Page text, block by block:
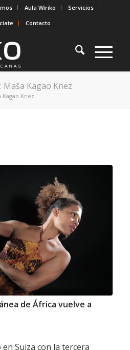
Aula Wiriko
Servicios
Contacto
Kagao Knez
Kagao Knez
de África vuelve a
Suiza con la tercera